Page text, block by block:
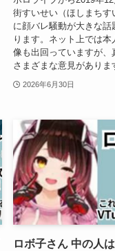
街すいせい（ほしまち
に顔バレ騒動が大きな話
ります。ネット上では
像も出回っていますが、
さまざまな意見がありま
2026年6月30日
ロボ子さん 中の人